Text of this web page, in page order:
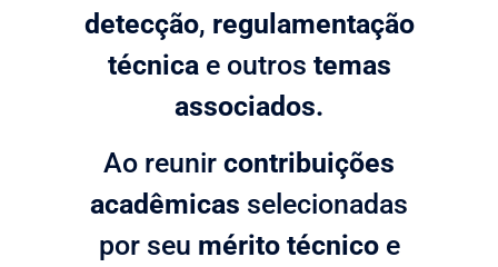
detecção, regulamentação
técnicae outros temas
associados.
Ao reunir contribuições
acadêmicas selecionadas
por seu mérito técnicoe